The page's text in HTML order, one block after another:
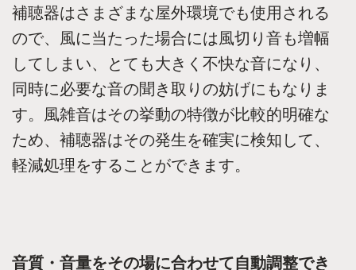
補聴器はさまざまな屋外環境でも使用される
ので、風に当たった場合には風切り音も増幅
してしまい、とても大きく不快な音になり、
同時に必要な音の聞き取りの妨げにもなりま
す。風雑音はその挙動の特徴が比較的明確な
ため、補聴器はその発生を確実に検知して、
軽減処理をすることができます。
音質・音量をその場に合わせて自動調整でき